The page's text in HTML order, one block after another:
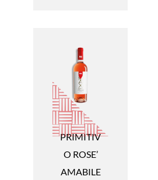
PRIMITIV
O ROSE’
AMABILE